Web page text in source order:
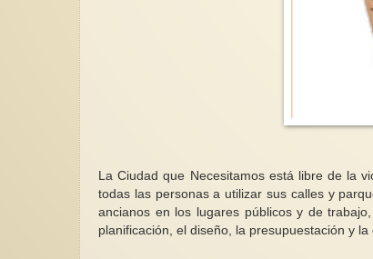
La Ciudad que Necesitamos está libre de la
todas las personas a utilizar sus calles y
ancianos en los lugares públicos y de
planificación, el diseño, la presupuestación y